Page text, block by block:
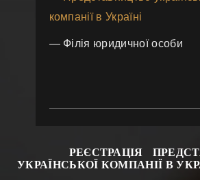
компанії в Україні
— Філія юридичної особи
РЕЄСТРАЦІЯ
УКРАЇНСЬКОЇ КОМПАНІЇ В